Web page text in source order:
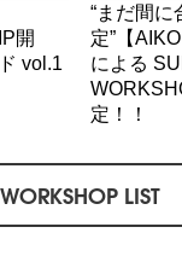
開
vol.1
“まだ間に
定”【
による
定！！
WORKSHOP LIST